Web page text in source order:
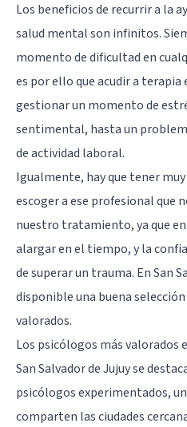
Los beneficios de recurrir a la
salud mental son infinitos.
momento de dificultad en
es por ello que acudir a terapia
gestionar un momento de
sentimental, hasta un
de actividad laboral.
Igualmente, hay que tener
escoger a ese profesional que
nuestro tratamiento, ya que en
alargar en el tiempo, y la
de superar un trauma. En San
disponible una buena
valorados.
Los psicólogos más valorados
San Salvador de Jujuy se
psicólogos experimentados,
comparten las ciudades